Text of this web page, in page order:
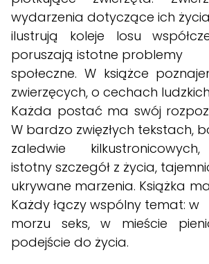
wydarzenia dotyczące ich życia
ilustrują koleje losu
poruszają istotne problemy
społeczne. W książce
zwierzęcych, o cechach
Każda postać ma swój
W bardzo zwięzłych tekstach,
zaledwie
istotny szczegół z życia,
ukrywane marzenia. Książka
Każdy łączy wspólny temat: w
morzu seks, w mieście
podejście do życia.